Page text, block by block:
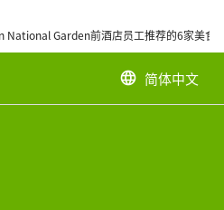
National Garden前酒店员工推荐的6家美食
language 简体中文